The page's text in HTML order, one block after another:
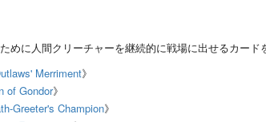
めに人間クリーチャーを継続的に戦場に出せるカード
Merriment》
of Gondor》
Greeter's Champion》